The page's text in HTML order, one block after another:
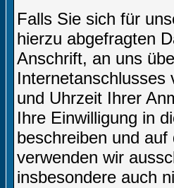
Falls Sie sich für
hierzu abgefragten
Anschrift, an uns
Internetanschlusses
und Uhrzeit Ihrer
Ihre Einwilligung in
beschreiben und
verwenden wir
insbesondere auch